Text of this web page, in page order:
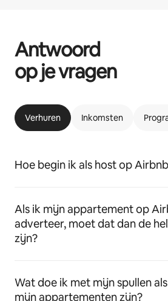
Antwoord
op je vragen
Verhuren Inkomsten
Hoe begin ik als host op
Als ik mijn appartement op
adverteer, moet dat dan de
zijn?
Wat doe ik met mijn spullen
mijn appartementen zijn?